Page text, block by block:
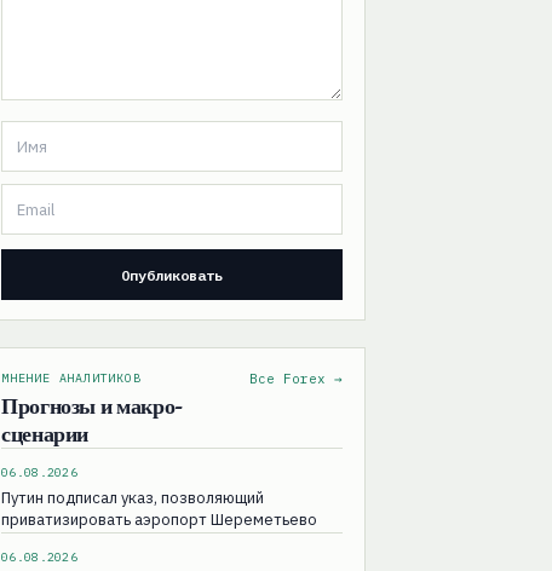
МНЕНИЕ АНАЛИТИКОВ
Прогнозы и макро-
сценарии
Все Forex →
06.08.2026
Путин подписал указ, позволяющий
приватизировать аэропорт Шереметьево
06.08.2026